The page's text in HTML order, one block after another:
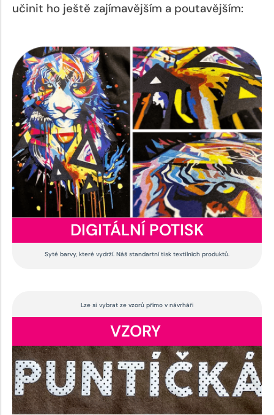
učinit ho ještě zajímavějším a poutavějším:
DIGITÁLNÍ POTISK
Syté barvy, které vydrží. Náš standartní tisk textilních produktů.
Lze si vybrat ze vzorů přímo v návrháři
VZORY